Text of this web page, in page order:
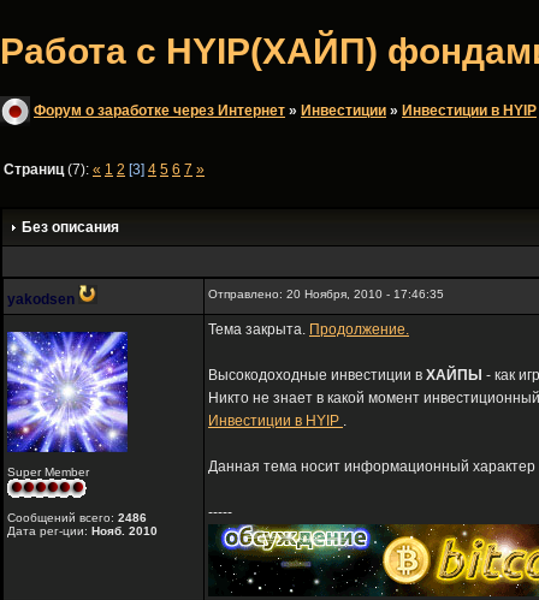
Работа с HYIP(ХАЙП)
Форум о заработке через Интернет » Инвестиции » Инвестиции в HYIP
Страниц(7): « 1 2 [3] 4 5 6 7 »
Без описания
yakodsen Отправлено: 20 Ноября, 2010 - 17:46:35
Super Member
Сообщений всего: 2486
Дата рег-ции: Нояб. 2010
Тема закрыта. Продолжение.
Высокодоходные инвестиции в ХАЙПЫ - как
Никто не знает в какой момент
Инвестиции в HYIP .
Данная тема носит информационный характер
-----